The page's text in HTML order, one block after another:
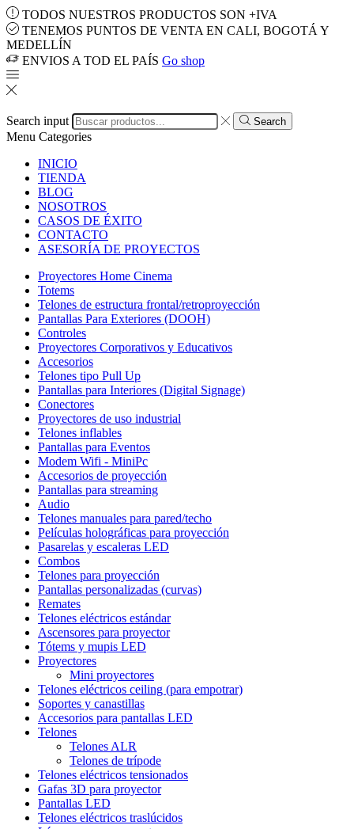
TODOS NUESTROS PRODUCTOS SON +IVA
TENEMOS PUNTOS DE VENTA EN CALI, BOGOTÁ Y
MEDELLÍN
ENVIOS A TOD EL PAÍS Go shop
Search input Search
Menu Categories
INICIO
TIENDA
BLOG
NOSOTROS
CASOS DE ÉXITO
CONTACTO
ASESORÍA DE PROYECTOS
Proyectores Home Cinema
Totems
Telones de estructura frontal/retroproyección
Pantallas Para Exteriores (DOOH)
Controles
Proyectores Corporativos y Educativos
Accesorios
Telones tipo Pull Up
Pantallas para Interiores (Digital Signage)
Conectores
Proyectores de uso industrial
Telones inflables
Pantallas para Eventos
Modem Wifi - MiniPc
Accesorios de proyección
Pantallas para streaming
Audio
Telones manuales para pared/techo
Películas holográficas para proyección
Pasarelas y escaleras LED
Combos
Telones para proyección
Pantallas personalizadas (curvas)
Remates
Telones eléctricos estándar
Ascensores para proyector
Tótems y mupis LED
Proyectores
Mini proyectores
Telones eléctricos ceiling (para empotrar)
Soportes y canastillas
Accesorios para pantallas LED
Telones
Telones ALR
Telones de trípode
Telones eléctricos tensionados
Gafas 3D para proyector
Pantallas LED
Telones eléctricos traslúcidos